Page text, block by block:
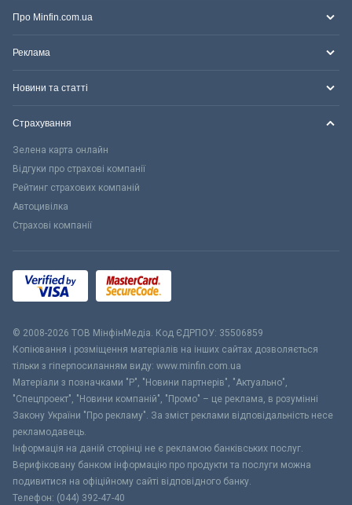
Про Minfin.com.ua
Реклама
Новини та статті
Страхування
Зелена карта онлайн
Відгуки про страхові компанії
Рейтинг страхових компаній
Автоцивілка
Страхові компанії
© 2008-2026 ТОВ МiнфiнМедiа. Код ЄДРПОУ: 35506859
Копіювання і розміщення матеріалів на інших сайтах дозволяється
тільки з гіперпосиланням виду: www.minfin.com.ua
Матеріали з позначками "Р", "Новини партнерів", "Актуально",
"Спецпроект", "Новини компаній", "Промо" – це реклама, в розумінні
Закону України "Про рекламу". За зміст реклами відповідальність несе
рекламодавець.
Інформація на даній сторінці не є рекламою банківських послуг.
Верифіковану банком інформацію про продукти та послуги можна
подивитися на офіційному сайті відповідного банку.
Телефон: (044) 392-47-40